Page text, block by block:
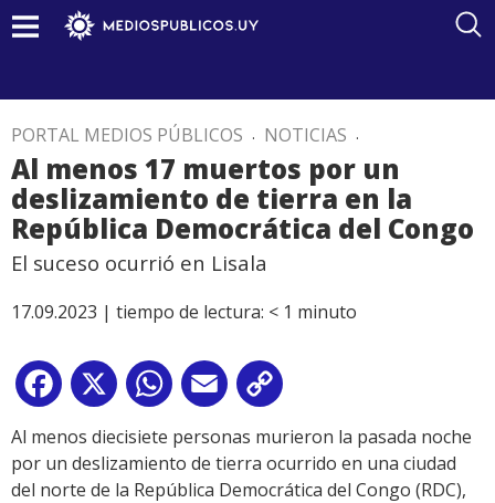
PORTAL MEDIOS PÚBLICOS . NOTICIAS .
Al menos 17 muertos por un
deslizamiento de tierra en la
República Democrática del Congo
El suceso ocurrió en Lisala
17.09.2023 | tiempo de lectura: < 1 minuto
Facebook
X WhatsApp
Email
Link
Al menos diecisiete personas murieron la pasada noche
por un deslizamiento de tierra ocurrido en una ciudad
del norte de la República Democrática del Congo (RDC),